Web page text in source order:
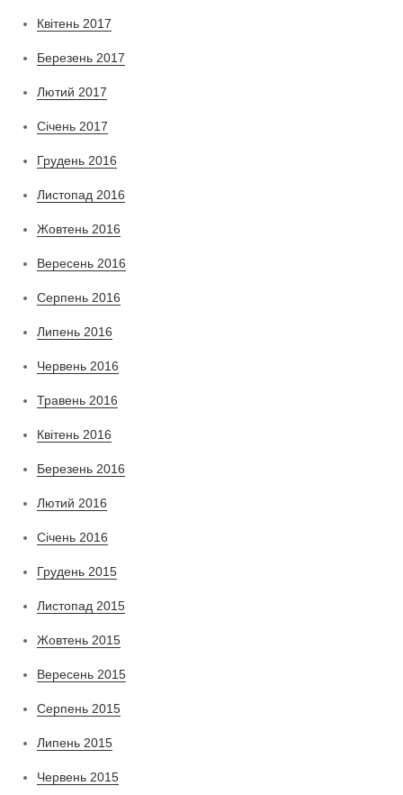
Квітень 2017
Березень 2017
Лютий 2017
Січень 2017
Грудень 2016
Листопад 2016
Жовтень 2016
Вересень 2016
Серпень 2016
Липень 2016
Червень 2016
Травень 2016
Квітень 2016
Березень 2016
Лютий 2016
Січень 2016
Грудень 2015
Листопад 2015
Жовтень 2015
Вересень 2015
Серпень 2015
Липень 2015
Червень 2015